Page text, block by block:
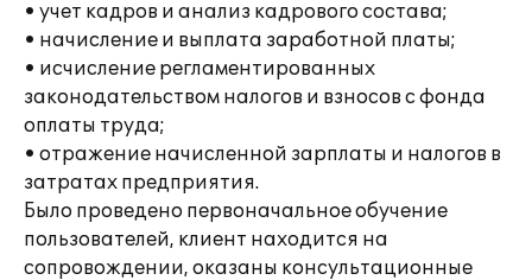
• учет кадров и анализ кадрового состава;
• начисление и выплата заработной платы;
• исчисление регламентированных
законодательством налогов и взносов с фонда
оплаты труда;
• отражение начисленной зарплаты и налогов в
затратах предприятия.
Было проведено первоначальное обучение
пользователей, клиент находится на
сопровождении, оказаны консультационные